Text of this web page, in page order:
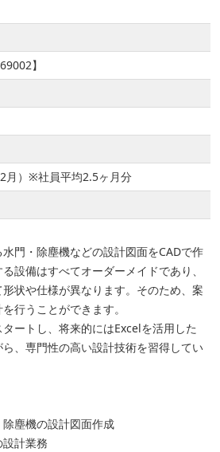
】
月）※社員平均2.5ヶ月分
門・除塵機などの設計図面をCADで作
設備はすべてオーダーメイドであり、
状や仕様が異なります。そのため、案
行うことができます。
ートし、将来的にはExcelを活用した
、専門性の高い設計技術を習得してい
除塵機の設計図面作成
設計業務